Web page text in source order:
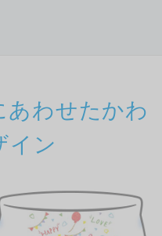
あわせたかわ
イン